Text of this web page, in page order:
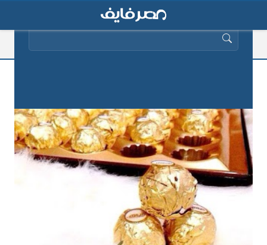
البحث عن: